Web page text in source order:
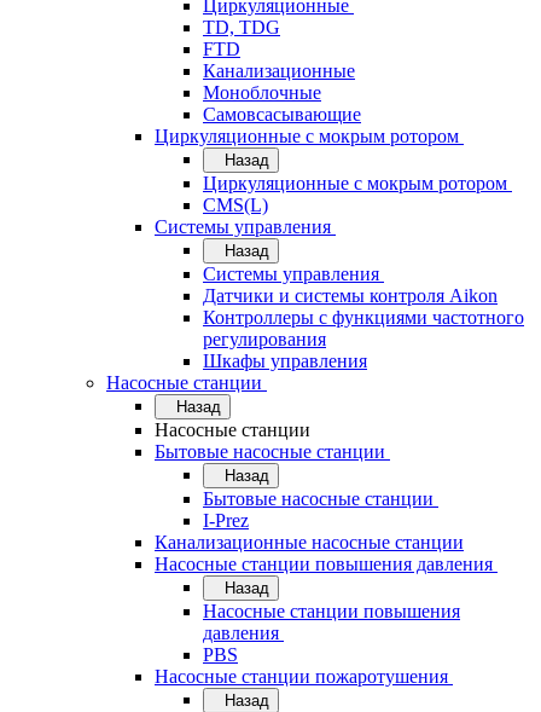
Циркуляционные
TD, TDG
FTD
Канализационные
Моноблочные
Самовсасывающие
Циркуляционные с мокрым ротором
Назад
Циркуляционные с мокрым ротором
CMS(L)
Системы управления
Назад
Системы управления
Датчики и системы контроля Aikon
Контроллеры с функциями частотного
регулирования
Шкафы управления
Насосные станции
Назад
Насосные станции
Бытовые насосные станции
Назад
Бытовые насосные станции
I-Prez
Канализационные насосные станции
Насосные станции повышения давления
Назад
Насосные станции повышения
давления
PBS
Насосные станции пожаротушения
Назад